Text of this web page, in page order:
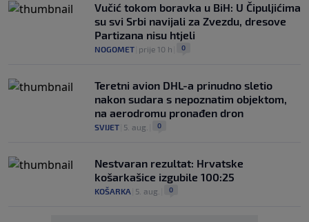
Vučić tokom boravka u BiH: U Čipuljićima
su svi Srbi navijali za Zvezdu, dresove
Partizana nisu htjeli
NOGOMET prije 10 h 0
Teretni avion DHL-a prinudno sletio
nakon sudara s nepoznatim objektom,
na aerodromu pronađen dron
SVIJET 5. aug. 0
Nestvaran rezultat: Hrvatske
košarkašice izgubile 100:25
KOŠARKA 5. aug. 0